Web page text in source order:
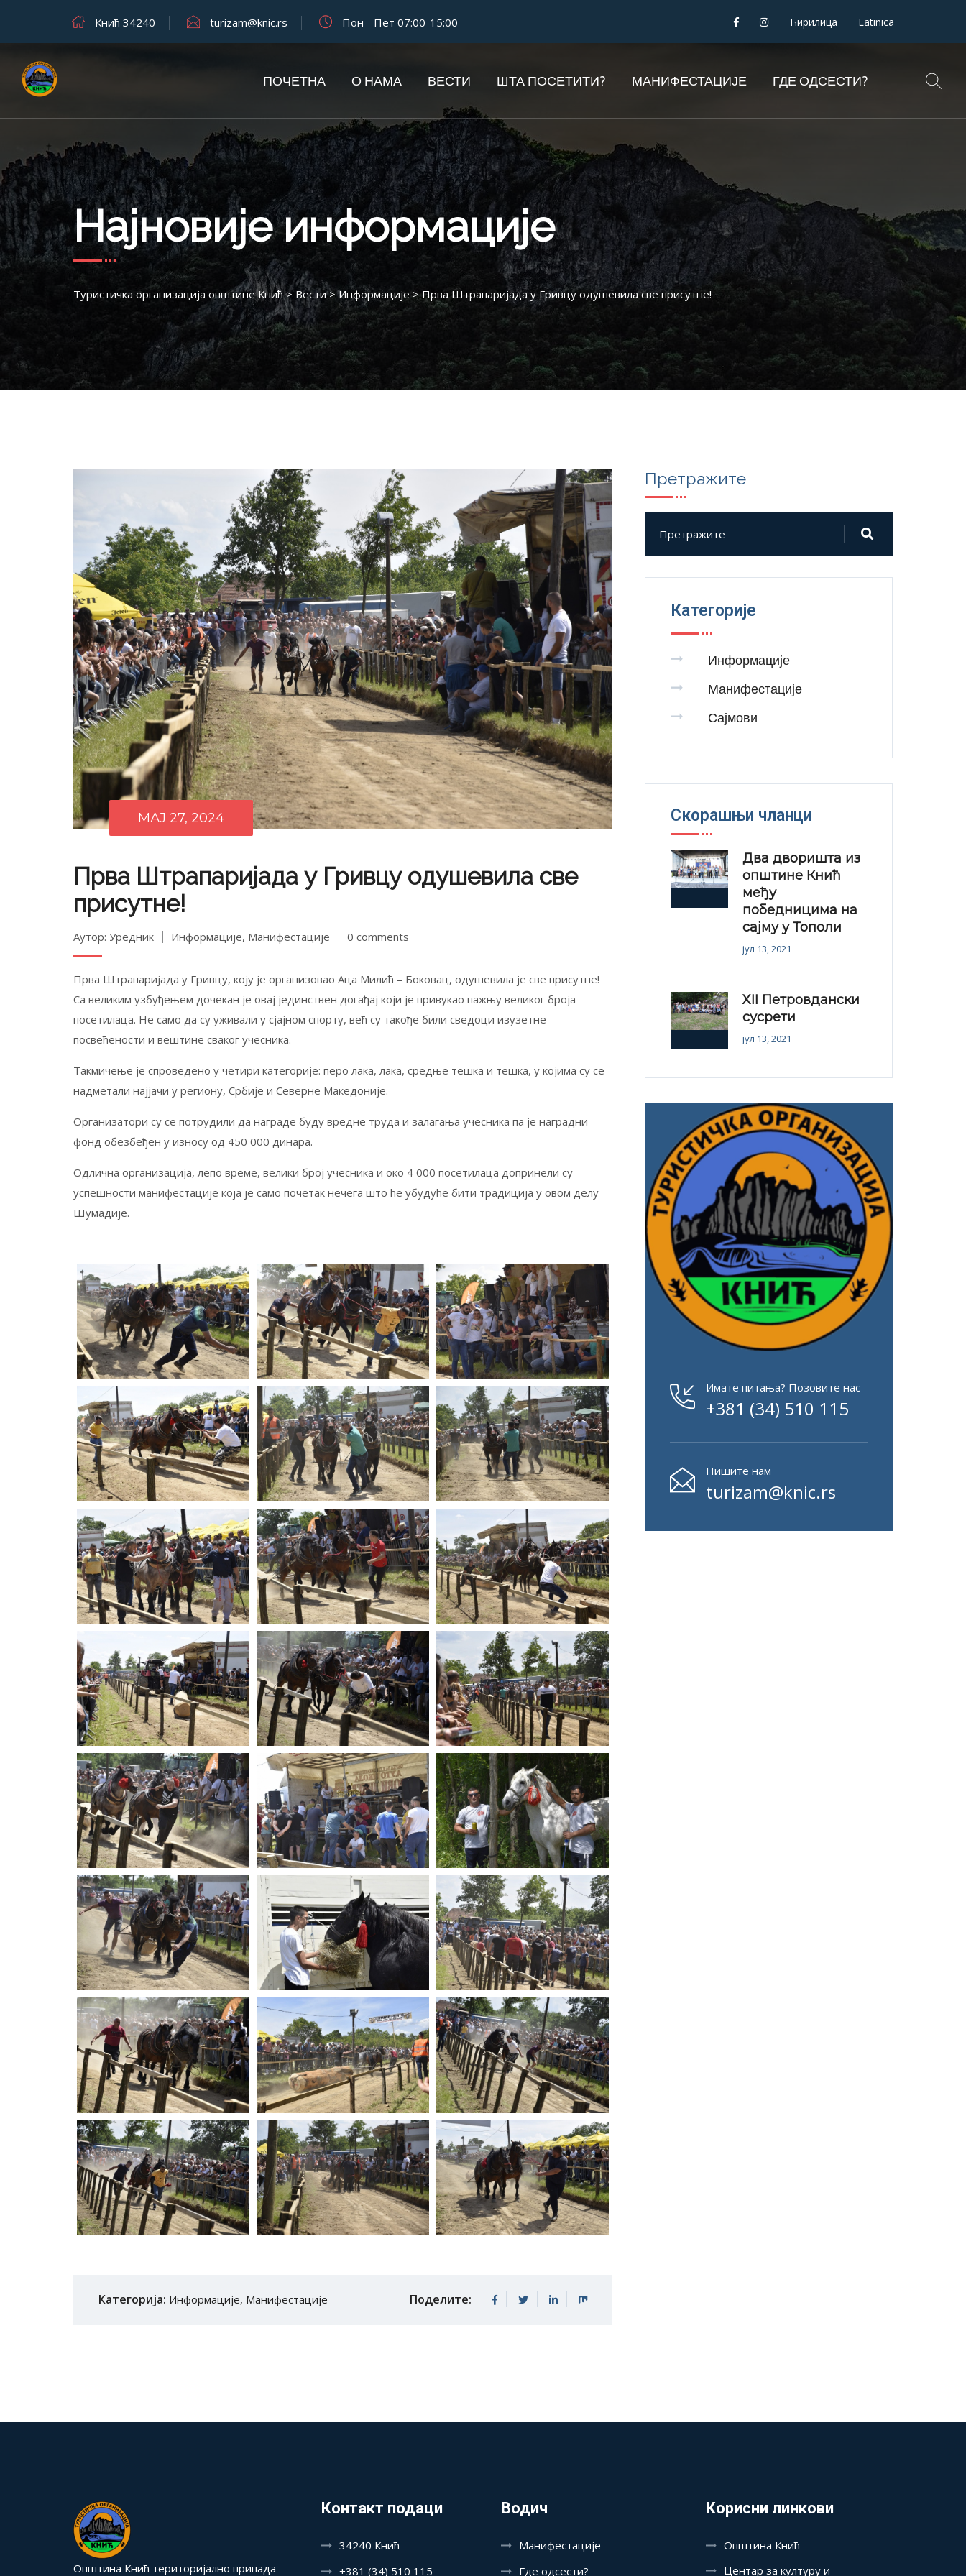
Кнић 34240 turizam@knic.rs Пон - Пет 07:00-15:00 Ћирилица Latinica
ПОЧЕТНА О НАМА ВЕСТИ ШТА ПОСЕТИТИ? МАНИФЕСТАЦИЈЕ ГДЕ ОДСЕСТИ?
Најновије информације
Туристичка организација општине Кнић> Вести>Информације>Прва Штрапаријада у Гривцу одушевила све присутне!
МАЈ 27, 2024
Прва Штрапаријада у Гривцу одушевила све
присутне!
Аутор: Уредник Информације, Манифестације 0 comments
Прва Штрапаријада у Гривцу, коју је организовао Аца Милић – Боковац, одушевила је све присутне!
Са великим узбуђењем дочекан је овај јединствен догађај који је привукао пажњу великог броја
посетилаца. Не само да су уживали у сјајном спорту, већ су такође били сведоци изузетне
посвећености и вештине сваког учесника.
Такмичење је спроведено у четири категорије: перо лака, лака, средње тешка и тешка, у којима су се
надметали најјачи у региону, Србије и Северне Македоније.
Организатори су се потрудили да награде буду вредне труда и залагања учесника па је наградни
фонд обезбеђен у износу од 450 000 динара.
Одлична организација, лепо време, велики број учесника и око 4 000 посетилаца допринели су
успешности манифестације која је само почетак нечега што ће убудуће бити традиција у овом делу
Шумадије.
Категорија: Информације, Манифестације Поделите:
Претражите
Категорије
Информације
Манифестације
Сајмови
Скорашњи чланци
Два дворишта из
општине Кнић
међу
победницима на
сајму у Тополи
јул 13, 2021
XII Петровдански
сусрети
јул 13, 2021
Имате питања? Позовите нас
+381 (34) 510 115
Пишите нам
turizam@knic.rs
Општина Кнић територијално припада
Контакт подаци
34240 Кнић
+381 (34) 510 115
Водич
Манифестације
Где одсести?
Корисни линкови
Општина Кнић
Центар за културу и